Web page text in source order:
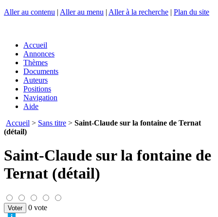
Aller au contenu | Aller au menu | Aller à la recherche | Plan du site
Accueil
Annonces
Thèmes
Documents
Auteurs
Positions
Navigation
Aide
Accueil > Sans titre > Saint-Claude sur la fontaine de Ternat
(détail)
Saint-Claude sur la fontaine de
Ternat (détail)
0 vote